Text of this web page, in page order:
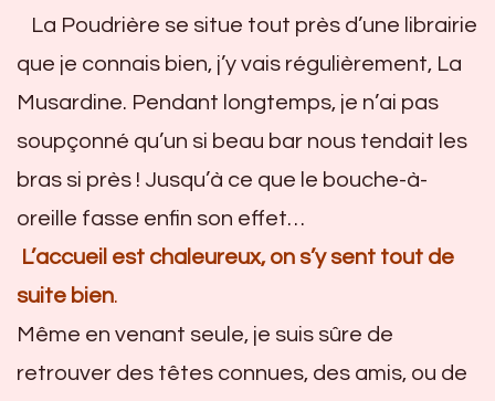
La Poudrière se situe tout près d’une librairie
que je connais bien, j’y vais régulièrement, La
Musardine. Pendant longtemps, je n’ai pas
soupçonné qu’un si beau bar nous tendait les
bras si près ! Jusqu’à ce que le bouche-à-
oreille fasse enfin son effet…
L’accueil est chaleureux, on s’y sent tout de
suite bien.
Même en venant seule, je suis sûre de
retrouver des têtes connues, des amis, ou de